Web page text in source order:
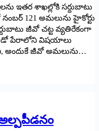
ఇతర శాఖల్లోకి సర్దుబాటు
121 అమలును హైకోర్టు
జీవో చట్ట వ్యతిరేకంగా
పేరాలోని విషయాలు
అందుకే జీవో అమలును…